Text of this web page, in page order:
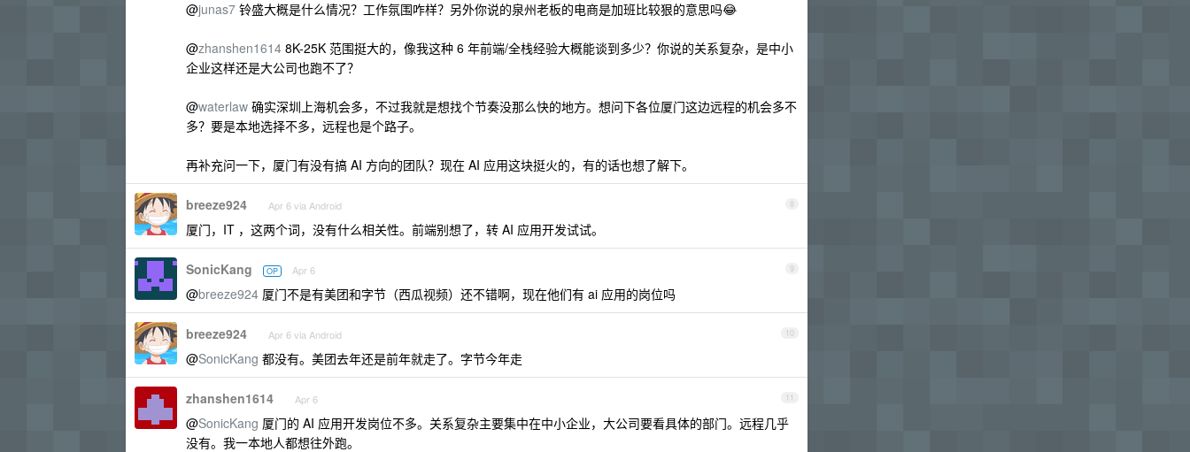
@junas7 铃盛大概是什么情况？工作氛围咋样？另外你说的泉州老板的电商是加班比较狠的意思吗😂
@zhanshen1614 8K-25K 范围挺大的，像我这种 6 年前端/全栈经验大概能谈到多少？你说的关系复杂，是中小
企业这样还是大公司也跑不了？
@waterlaw 确实深圳上海机会多，不过我就是想找个节奏没那么快的地方。想问下各位厦门这边远程的机会多不
多？要是本地选择不多，远程也是个路子。
再补充问一下，厦门有没有搞 AI 方向的团队？现在 AI 应用这块挺火的，有的话也想了解下。
8
breeze924 Apr 6 via Android
厦门，IT ，这两个词，没有什么相关性。前端别想了，转 AI 应用开发试试。
9
SonicKang OP Apr 6
@breeze924 厦门不是有美团和字节（西瓜视频）还不错啊，现在他们有 ai 应用的岗位吗
10
breeze924 Apr 6 via Android
@SonicKang 都没有。美团去年还是前年就走了。字节今年走
11
zhanshen1614 Apr 6
@SonicKang 厦门的 AI 应用开发岗位不多。关系复杂主要集中在中小企业，大公司要看具体的部门。远程几乎
没有。我一本地人都想往外跑。